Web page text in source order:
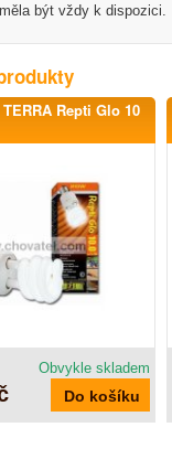
být vždy k dispozici.
Repti Glo 10
Obvykle skladem